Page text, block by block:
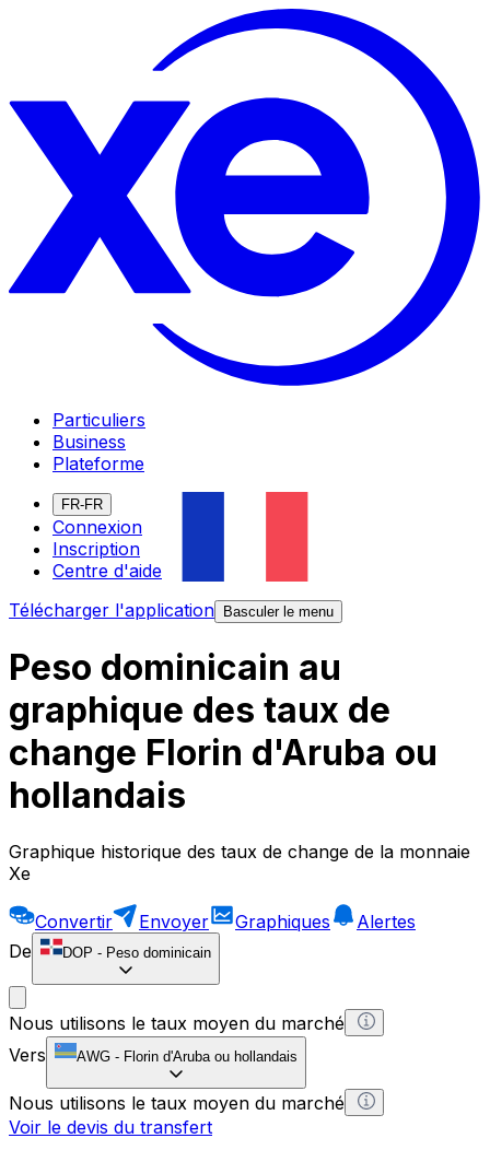
Particuliers
Business
Plateforme
FR-FR
Connexion
Inscription
Centre d'aide
Télécharger l'application
Basculer le menu
Peso dominicain au
graphique des taux de
change Florin d'Aruba ou
hollandais
Graphique historique des taux de change de la monnaie
Xe
Convertir Envoyer Graphiques
Alertes
De
DOP - Peso dominicain
Nous utilisons le taux moyen du marché
Vers
AWG - Florin d'Aruba ou hollandais
Nous utilisons le taux moyen du marché
Voir le devis du transfert